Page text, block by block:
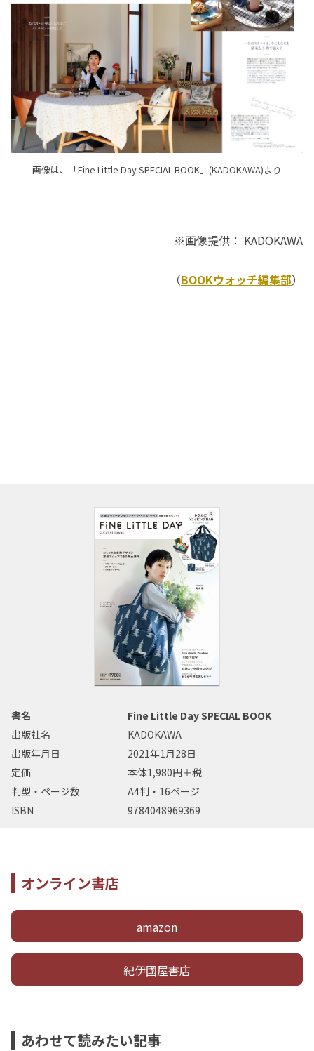
画像は、「Fine Little Day SPECIAL BOOK」(KADOKAWA)より
※画像提供： KADOKAWA
（BOOKウォッチ編集部）
書名
Fine Little Day SPECIAL BOOK
出版社名
KADOKAWA
出版年月日
2021年1月28日
定価
本体1,980円＋税
判型・ページ数
A4判・16ページ
ISBN
9784048969369
オンライン書店
amazon
紀伊國屋書店
あわせて読みたい記事